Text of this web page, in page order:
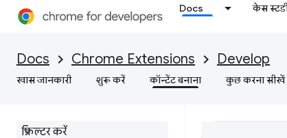
Docs केस
Docs Chrome Extensions Develop
खास जानकारी शुरू करें कॉन्टेंट बनाना कुछ करना सीखें